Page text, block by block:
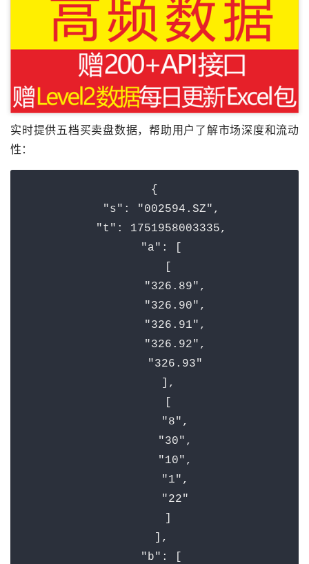
实时提供五档买卖盘数据，帮助用户了解市场深度和流动
性：
{
"s" : "002594.SZ" ,
"t" : 1751958003335,
"a" : [
"326.89" ,
"326.90" ,
"326.91" ,
"326.92" ,
"326.93"
    ],
"8" ,
"30" ,
"10" ,
"1" ,
"22"
  ],
"b" : [